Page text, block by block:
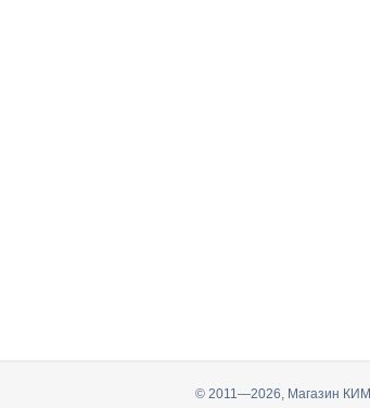
© 2011—2026, Магазин КИМ